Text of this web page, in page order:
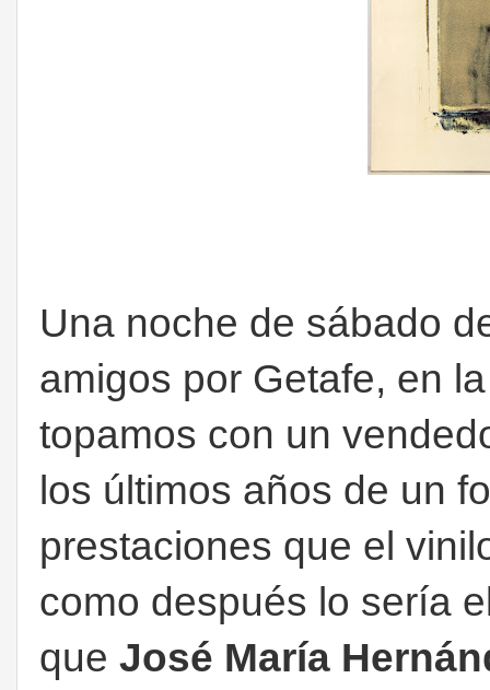
Una noche de sábado
amigos por Getafe, en
topamos con un
los últimos años de un
prestaciones que el
como después lo sería
que José María